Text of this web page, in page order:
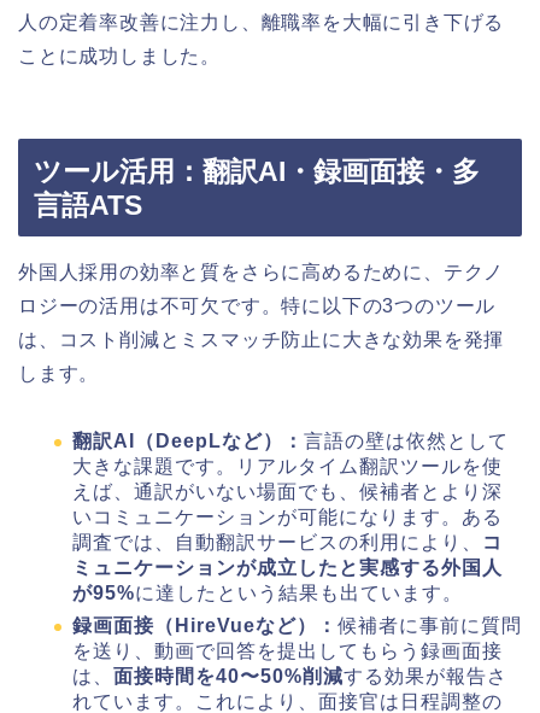
人の定着率改善に注力し、離職率を大幅に引き下げる
ことに成功しました。
ツール活用：翻訳AI・録画面接・多
言語ATS
外国人採用の効率と質をさらに高めるために、テクノ
ロジーの活用は不可欠です。特に以下の3つのツール
は、コスト削減とミスマッチ防止に大きな効果を発揮
します。
翻訳AI（DeepLなど）： 言語の壁は依然として
大きな課題です。リアルタイム翻訳ツールを使
えば、通訳がいない場面でも、候補者とより深
いコミュニケーションが可能になります。ある
調査では、自動翻訳サービスの利用により、
コ
ミュニケーションが成立したと実感する外国人
が95%に達したという結果も出ています。
録画面接（HireVueなど）： 候補者に事前に質問
を送り、動画で回答を提出してもらう録画面接
は、 面接時間を40〜50%削減する効果が報告さ
れています。これにより、面接官は日程調整の